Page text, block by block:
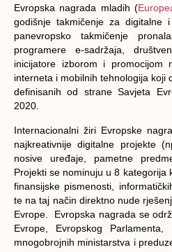
Evropska nagrada mladih (
godišnje takmičenje za digitalne
panevropsko takmičenje
programere e-sadržaja,
inicijatore izborom i promocijom
interneta i mobilnih tehnologija koji
definisanih od strane Savjeta
2020.
Internacionalni žiri Evropske
najkreativnije digitalne projekte
nosive uređaje, pametne
Projekti se nominuju u 8 kategorija
finansijske pismenosti,
te na taj način direktno nude
Evrope. Evropska nagrada se
Evrope, Evropskog Parlamenta,
mnogobrojnih ministarstva i